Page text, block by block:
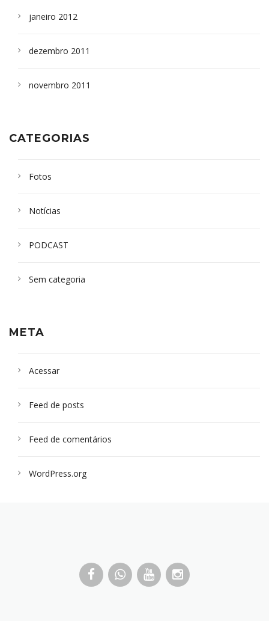
janeiro 2012
dezembro 2011
novembro 2011
CATEGORIAS
Fotos
Notícias
PODCAST
Sem categoria
META
Acessar
Feed de posts
Feed de comentários
WordPress.org